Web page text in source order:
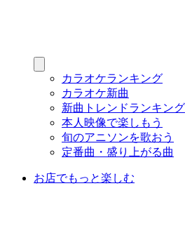
カラオケランキング
カラオケ新曲
新曲トレンドランキング
本人映像で楽しもう
旬のアニソンを歌おう
定番曲・盛り上がる曲
お店でもっと楽しむ